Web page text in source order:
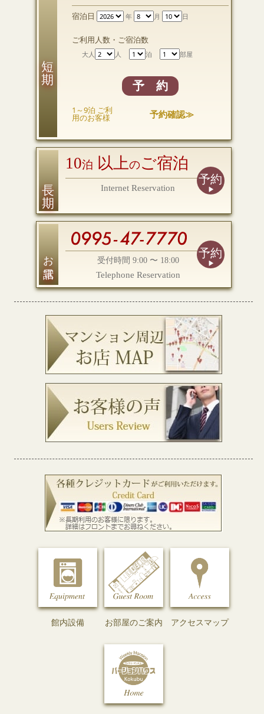
宿泊日 年 月 日
ご利用人数・ご宿泊数
大人 人 泊 部屋
予 約
1～9泊 ご利
用のお客様 予約確認≫
10泊 以上のご宿泊
Internet Reservation
予約
お電話 受付時間 9:00 〜 18:00
Telephone Reservation
予約
館内設備 お部屋のご案内 アクセスマップ